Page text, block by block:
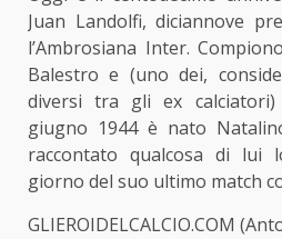
Juan Landolfi, diciannove
l’Ambrosiana Inter.
Balestro e (uno dei,
diversi tra gli ex
giugno 1944 è nato
raccontato qualcosa di lui
giorno del suo ultimo match
GLIEROIDELCALCIO.COM